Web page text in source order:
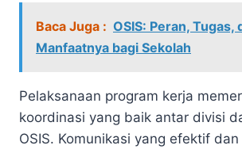
Baca Juga : OSIS: Peran, Tugas,
Manfaatnya bagi Sekolah
Pelaksanaan program kerja
koordinasi yang baik antar divisi
OSIS. Komunikasi yang efektif